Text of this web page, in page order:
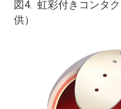
図4. 虹彩付きコンタ
供）